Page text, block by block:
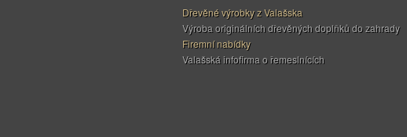
Dřevěné výrobky z Valašska
Výroba originálních dřevěných doplňků do zahrady
Firemní nabídky
Valašská infofirma o řemeslnících